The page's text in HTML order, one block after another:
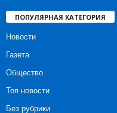
ПОПУЛЯРНАЯ КАТЕГОРИЯ
Новости
Газета
Общество
Топ новости
Без рубрики